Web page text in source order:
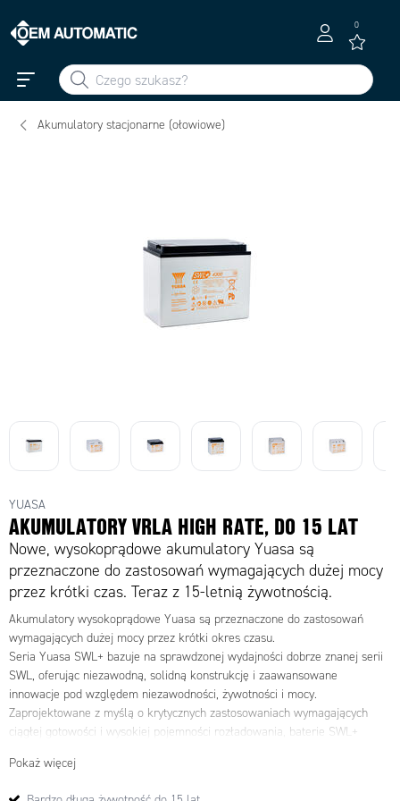
0
Akumulatory stacjonarne (ołowiowe)
YUASA
AKUMULATORY VRLA HIGH RATE, DO 15 LAT
Nowe, wysokoprądowe akumulatory Yuasa są
przeznaczone do zastosowań wymagających dużej mocy
przez krótki czas. Teraz z 15-letnią żywotnością.
Akumulatory wysokoprądowe Yuasa są przeznaczone do zastosowań
wymagających dużej mocy przez krótki okres czasu.
Seria Yuasa SWL+ bazuje na sprawdzonej wydajności dobrze znanej serii
SWL, oferując niezawodną, ​​solidną konstrukcję i zaawansowane
innowacje pod względem niezawodności, żywotności i mocy.
Zaprojektowane z myślą o krytycznych zastosowaniach wymagających
ciągłej gotowości i wysokiej pojemności rozładowania, baterie SWL+
Pokaż więcej